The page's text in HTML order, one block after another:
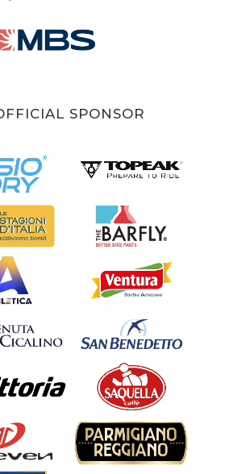
SPONSOR